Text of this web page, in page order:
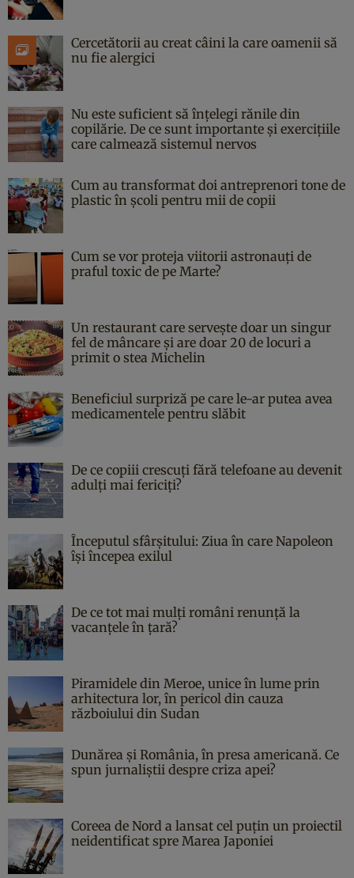
Cercetătorii au creat câini la care oamenii să
nu fie alergici
Nu este suficient să înțelegi rănile din
copilărie. De ce sunt importante și exercițiile
care calmează sistemul nervos
Cum au transformat doi antreprenori tone de
plastic în școli pentru mii de copii
Cum se vor proteja viitorii astronauți de
praful toxic de pe Marte?
Un restaurant care servește doar un singur
fel de mâncare și are doar 20 de locuri a
primit o stea Michelin
Beneficiul surpriză pe care le-ar putea avea
medicamentele pentru slăbit
De ce copiii crescuți fără telefoane au devenit
adulți mai fericiți?
Începutul sfârşitului: Ziua în care Napoleon
îşi începea exilul
De ce tot mai mulți români renunță la
vacanțele în țară?
Piramidele din Meroe, unice în lume prin
arhitectura lor, în pericol din cauza
războiului din Sudan
Dunărea și România, în presa americană. Ce
spun jurnaliștii despre criza apei?
Coreea de Nord a lansat cel puțin un proiectil
neidentificat spre Marea Japoniei